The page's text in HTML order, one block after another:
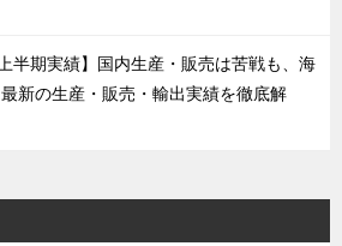
半期実績】国内生産・販売は苦戦も、海
新の生産・販売・輸出実績を徹底解